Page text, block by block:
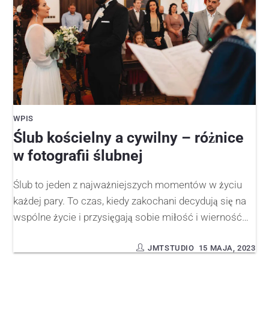
WPIS
Ślub kościelny a cywilny – różnice
w fotografii ślubnej
Ślub to jeden z najważniejszych momentów w życiu
każdej pary. To czas, kiedy zakochani decydują się na
wspólne życie i przysięgają sobie miłość i wierność…
15 MAJA, 2023
JMTSTUDIO